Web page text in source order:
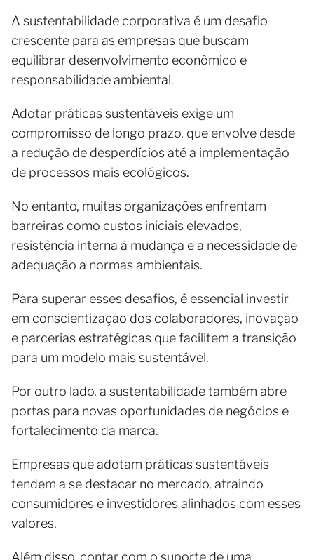
A sustentabilidade corporativa é um desafio
crescente para as empresas que buscam
equilibrar desenvolvimento econômico e
responsabilidade ambiental.
Adotar práticas sustentáveis exige um
compromisso de longo prazo, que envolve desde
a redução de desperdícios até a implementação
de processos mais ecológicos.
No entanto, muitas organizações enfrentam
barreiras como custos iniciais elevados,
resistência interna à mudança e a necessidade de
adequação a normas ambientais.
Para superar esses desafios, é essencial investir
em conscientização dos colaboradores, inovação
e parcerias estratégicas que facilitem a transição
para um modelo mais sustentável.
Por outro lado, a sustentabilidade também abre
portas para novas oportunidades de negócios e
fortalecimento da marca.
Empresas que adotam práticas sustentáveis
tendem a se destacar no mercado, atraindo
consumidores e investidores alinhados com esses
valores.
Além disso, contar com o suporte de uma